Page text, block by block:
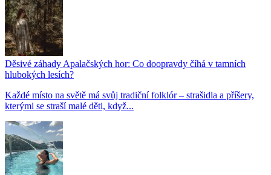
Děsivé záhady Apalačských hor: Co doopravdy číhá v tamních
hlubokých lesích?
Každé místo na světě má svůj tradiční folklór – strašidla a příšery,
kterými se straší malé děti, když...